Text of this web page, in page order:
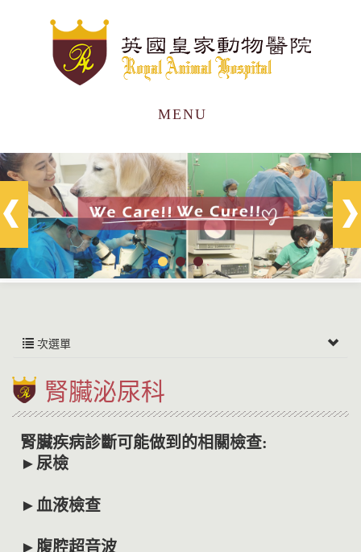
MENU
次選單
腎臟泌尿科
腎臟疾病診斷可能做到的相關檢查:
►尿檢
►血液檢查
►腹腔超音波